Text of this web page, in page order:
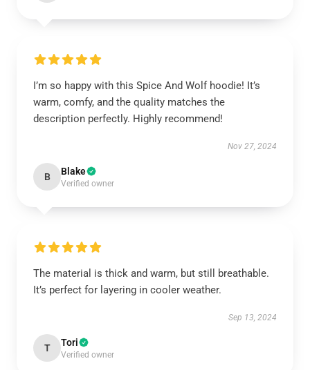
I’m so happy with this Spice And Wolf hoodie! It’s
warm, comfy, and the quality matches the
description perfectly. Highly recommend!
Nov 27, 2024
B Blake
Verified owner
The material is thick and warm, but still breathable.
It’s perfect for layering in cooler weather.
Sep 13, 2024
T Tori
Verified owner